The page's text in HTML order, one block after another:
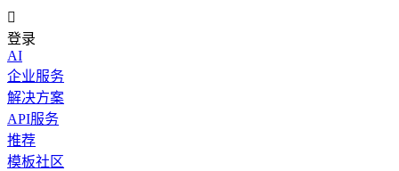

登录
AI
企业服务
解决方案
API服务
推荐
模板社区